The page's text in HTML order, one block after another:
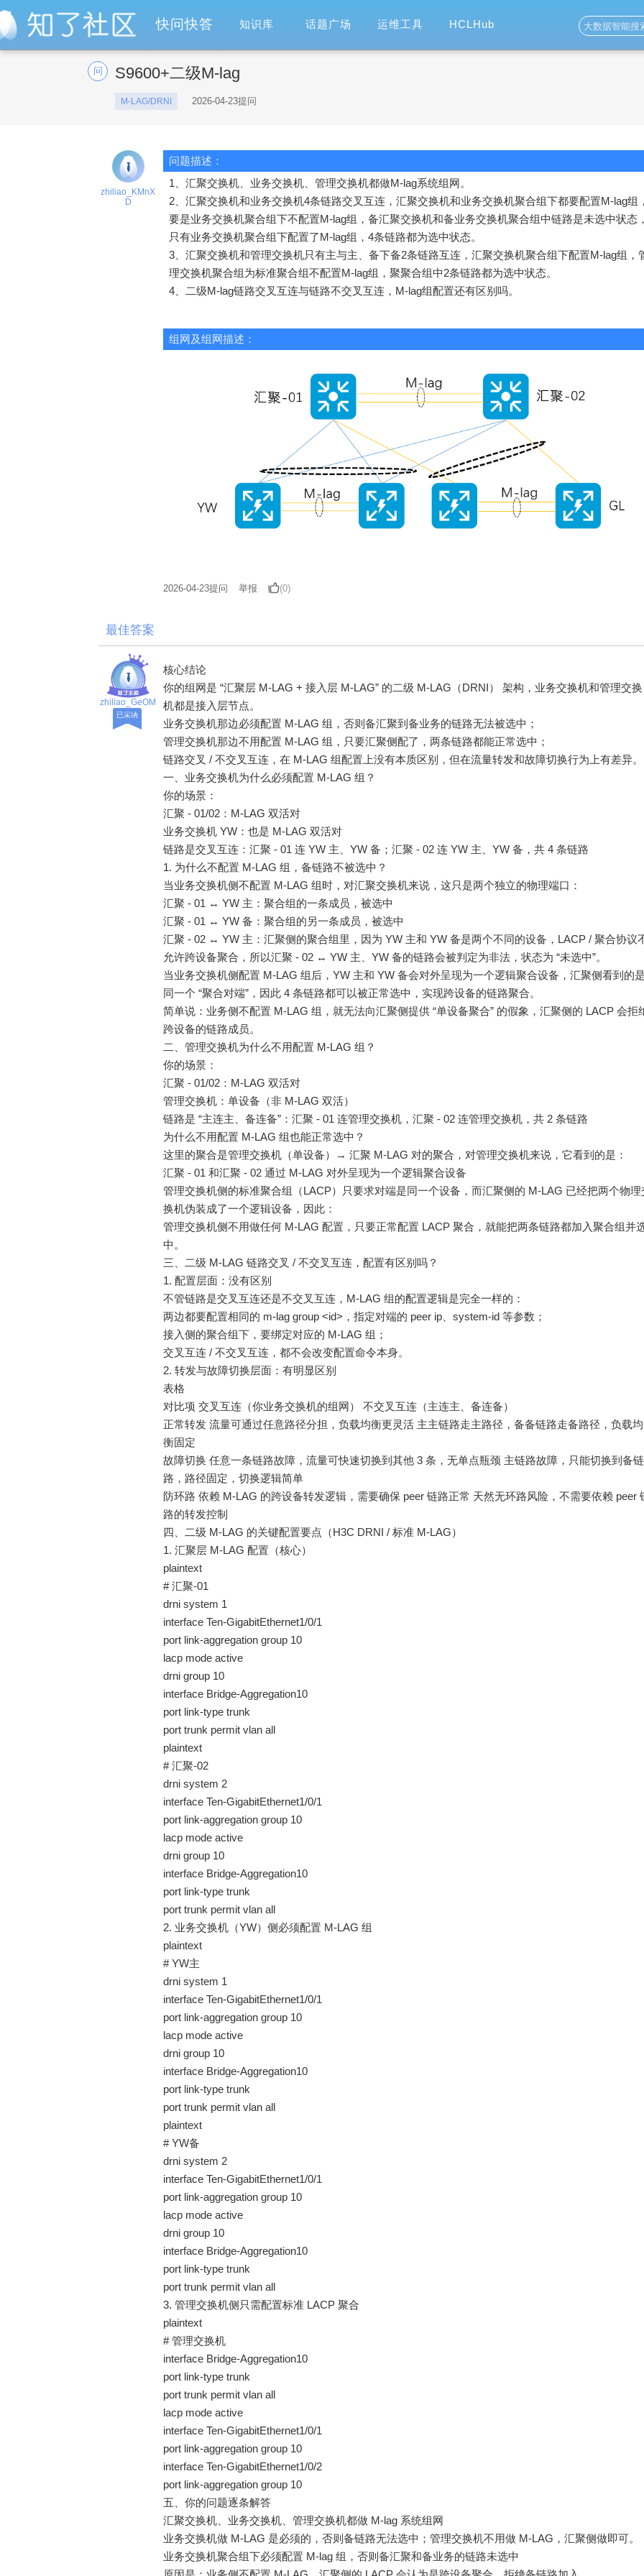
快问快答 知识库 话题广场 运维工具 HCLHub
问 S9600+二级M-lag
M-LAG/DRNI 2026-04-23提问
zhiliao_KMnX
D
问题描述：
1、汇聚交换机、业务交换机、管理交换机都做M-lag系统组网。
2、汇聚交换机和业务交换机4条链路交叉互连，汇聚交换机和业务交换机聚合组下都要配置M-lag组
要是业务交换机聚合组下不配置M-lag组，备汇聚交换机和备业务交换机聚合组中链路是未选中状态
只有业务交换机聚合组下配置了M-lag组，4条链路都为选中状态。
3、汇聚交换机和管理交换机只有主与主、备下备2条链路互连，汇聚交换机聚合组下配置M-lag组，
理交换机聚合组为标准聚合组不配置M-lag组，聚聚合组中2条链路都为选中状态。
4、二级M-lag链路交叉互连与链路不交叉互连，M-lag组配置还有区别吗。
组网及组网描述：
2026-04-23提问 举报 (0)
最佳答案
已采纳
zhiliao_GeOM
0O
核心结论
你的组网是 “汇聚层 M-LAG + 接入层 M-LAG” 的二级 M-LAG（DRNI） 架构，业务交换机和管理交换
机都是接入层节点。
业务交换机那边必须配置 M-LAG 组，否则备汇聚到备业务的链路无法被选中；
管理交换机那边不用配置 M-LAG 组，只要汇聚侧配了，两条链路都能正常选中；
链路交叉 / 不交叉互连，在 M-LAG 组配置上没有本质区别，但在流量转发和故障切换行为上有差异。
一、业务交换机为什么必须配置 M-LAG 组？
你的场景：
汇聚 - 01/02：M-LAG 双活对
业务交换机 YW：也是 M-LAG 双活对
链路是交叉互连：汇聚 - 01 连 YW 主、YW 备；汇聚 - 02 连 YW 主、YW 备，共 4 条链路
1. 为什么不配置 M-LAG 组，备链路不被选中？
当业务交换机侧不配置 M-LAG 组时，对汇聚交换机来说，这只是两个独立的物理端口：
汇聚 - 01 ↔ YW 主：聚合组的一条成员，被选中
汇聚 - 01 ↔ YW 备：聚合组的另一条成员，被选中
汇聚 - 02 ↔ YW 主：汇聚侧的聚合组里，因为 YW 主和 YW 备是两个不同的设备，LACP / 聚合协议
允许跨设备聚合，所以汇聚 - 02 ↔ YW 主、YW 备的链路会被判定为非法，状态为 “未选中”。
当业务交换机侧配置 M-LAG 组后，YW 主和 YW 备会对外呈现为一个逻辑聚合设备，汇聚侧看到的
同一个 “聚合对端”，因此 4 条链路都可以被正常选中，实现跨设备的链路聚合。
简单说：业务侧不配置 M-LAG 组，就无法向汇聚侧提供 “单设备聚合” 的假象，汇聚侧的 LACP 会拒
跨设备的链路成员。
二、管理交换机为什么不用配置 M-LAG 组？
你的场景：
汇聚 - 01/02：M-LAG 双活对
管理交换机：单设备（非 M-LAG 双活）
链路是 “主连主、备连备”：汇聚 - 01 连管理交换机，汇聚 - 02 连管理交换机，共 2 条链路
为什么不用配置 M-LAG 组也能正常选中？
这里的聚合是管理交换机（单设备）→ 汇聚 M-LAG 对的聚合，对管理交换机来说，它看到的是：
汇聚 - 01 和汇聚 - 02 通过 M-LAG 对外呈现为一个逻辑聚合设备
管理交换机侧的标准聚合组（LACP）只要求对端是同一个设备，而汇聚侧的 M-LAG 已经把两个物理
换机伪装成了一个逻辑设备，因此：
管理交换机侧不用做任何 M-LAG 配置，只要正常配置 LACP 聚合，就能把两条链路都加入聚合组并
中。
三、二级 M-LAG 链路交叉 / 不交叉互连，配置有区别吗？
1. 配置层面：没有区别
不管链路是交叉互连还是不交叉互连，M-LAG 组的配置逻辑是完全一样的：
两边都要配置相同的 m-lag group <id>，指定对端的 peer ip、system-id 等参数；
接入侧的聚合组下，要绑定对应的 M-LAG 组；
交叉互连 / 不交叉互连，都不会改变配置命令本身。
2. 转发与故障切换层面：有明显区别
表格
对比项 交叉互连（你业务交换机的组网） 不交叉互连（主连主、备连备）
正常转发 流量可通过任意路径分担，负载均衡更灵活 主主链路走主路径，备备链路走备路径，负载均
衡固定
故障切换 任意一条链路故障，流量可快速切换到其他 3 条，无单点瓶颈 主链路故障，只能切换到备链
路，路径固定，切换逻辑简单
防环路 依赖 M-LAG 的跨设备转发逻辑，需要确保 peer 链路正常 天然无环路风险，不需要依赖 peer
路的转发控制
四、二级 M-LAG 的关键配置要点（H3C DRNI / 标准 M-LAG）
1. 汇聚层 M-LAG 配置（核心）
plaintext
# 汇聚-01
drni system 1
interface Ten-GigabitEthernet1/0/1
port link-aggregation group 10
lacp mode active
drni group 10
interface Bridge-Aggregation10
port link-type trunk
port trunk permit vlan all
plaintext
# 汇聚-02
drni system 2
interface Ten-GigabitEthernet1/0/1
port link-aggregation group 10
lacp mode active
drni group 10
interface Bridge-Aggregation10
port link-type trunk
port trunk permit vlan all
2. 业务交换机（YW）侧必须配置 M-LAG 组
plaintext
# YW主
drni system 1
interface Ten-GigabitEthernet1/0/1
port link-aggregation group 10
lacp mode active
drni group 10
interface Bridge-Aggregation10
port link-type trunk
port trunk permit vlan all
plaintext
# YW备
drni system 2
interface Ten-GigabitEthernet1/0/1
port link-aggregation group 10
lacp mode active
drni group 10
interface Bridge-Aggregation10
port link-type trunk
port trunk permit vlan all
3. 管理交换机侧只需配置标准 LACP 聚合
plaintext
# 管理交换机
interface Bridge-Aggregation10
port link-type trunk
port trunk permit vlan all
lacp mode active
interface Ten-GigabitEthernet1/0/1
port link-aggregation group 10
interface Ten-GigabitEthernet1/0/2
port link-aggregation group 10
五、你的问题逐条解答
汇聚交换机、业务交换机、管理交换机都做 M-lag 系统组网
业务交换机做 M-LAG 是必须的，否则备链路无法选中；管理交换机不用做 M-LAG，汇聚侧做即可。
业务交换机聚合组下必须配置 M-lag 组，否则备汇聚和备业务的链路未选中